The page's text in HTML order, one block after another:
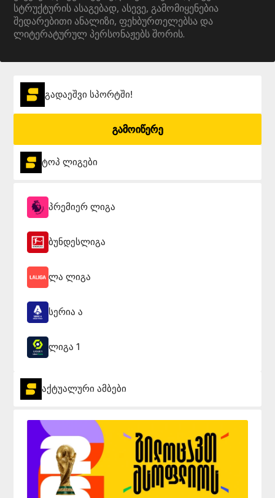
სტრუქტურის ასაგებად, ასევე, გამომიყენებია
შედარებითი ანალიზი, ფეხბურთელებსა და
ლიტერატურულ პერსონაჟებს შორის.
გადაეშვი სპორტში!
გამოიწერე
ტოპ ლიგები
პრემიერ ლიგა
ბუნდესლიგა
ლა ლიგა
სერია ა
ლიგა 1
აქტუალური ამბები